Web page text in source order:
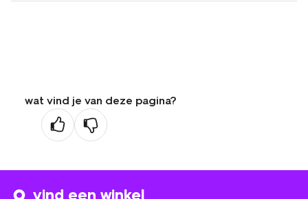
wat vind je van deze pagina?
vind een winkel